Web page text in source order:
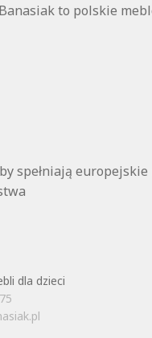
to polskie
spełniają
dla dzieci